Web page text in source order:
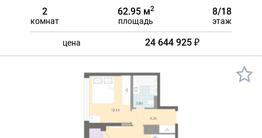
2
комнат
62.95 м2
площадь
8/18
этаж
цена 24 644 925 ₽